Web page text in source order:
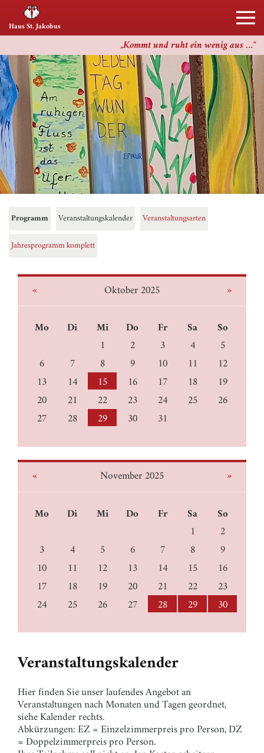
Kommt und ruht ein wenig aus …
Haus St. Jakobus
Programm Veranstaltungskalender Veranstaltungsarten
Jahresprogramm komplett
Veranstaltungskalender
Hier finden Sie unser laufendes Angebot an
Veranstaltungen nach Monaten und Tagen geordnet,
siehe Kalender rechts.
Abkürzungen: EZ = Einzelzimmerpreis pro Person, DZ
= Doppelzimmerpreis pro Person.
« Oktober 2025 »
Mo Di Mi Do Fr Sa
So
1
2 3 4 5
6 7 8 9 10 11 12
13 14 15 16 17 18 19
20 21 22 23 24 25 26
27 28 29 30 31
« November 2025 »
Mo Di Mi Do Fr Sa
So
1
2
3 4 5 6 7 8 9
10 11 12 13 14 15 16
17 18 19 20 21 22 23
24 25 26 27 28 29 30